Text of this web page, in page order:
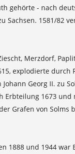
gehörte - nach
Sachsen. 1581/82
Merzdorf,
explodierte durch
Georg II. zu
Erbteilung 1673 und
Grafen von Solms
1888 und 1944 war